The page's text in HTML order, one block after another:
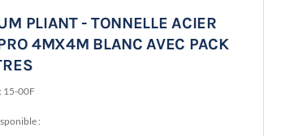
PLIANT - TONNELLE ACIER
4MX4M BLANC AVEC PACK
15-00F
: